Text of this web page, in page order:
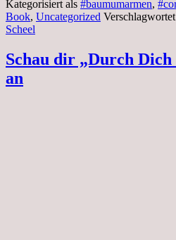
Kategorisiert als #baumumarmen,
Book, Uncategorized
Scheel
Schau dir „Durch
an